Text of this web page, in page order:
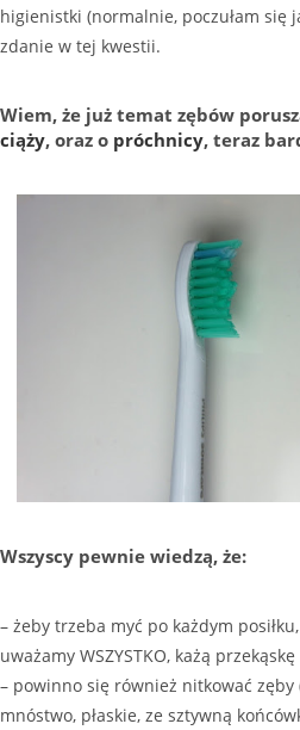
higienistki (normalnie, poczułam się
zdanie w tej kwestii.
Wiem, że już temat zębów
ciąży, oraz o próchnicy, teraz
Wszyscy pewnie wiedzą, że:
– żeby trzeba myć po każdym
uważamy WSZYSTKO, każą
– powinno się również nitkować
mnóstwo, płaskie, ze sztywną